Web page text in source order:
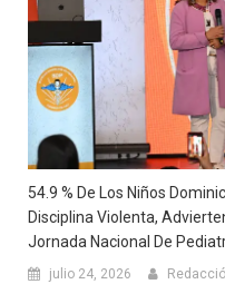
54.9 % De Los Niños
Disciplina Violenta,
Jornada Nacional De
julio 24, 2026